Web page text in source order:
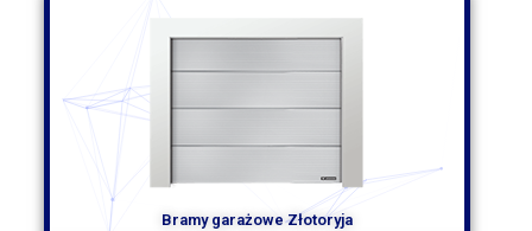
Bramy garażowe Złotoryja